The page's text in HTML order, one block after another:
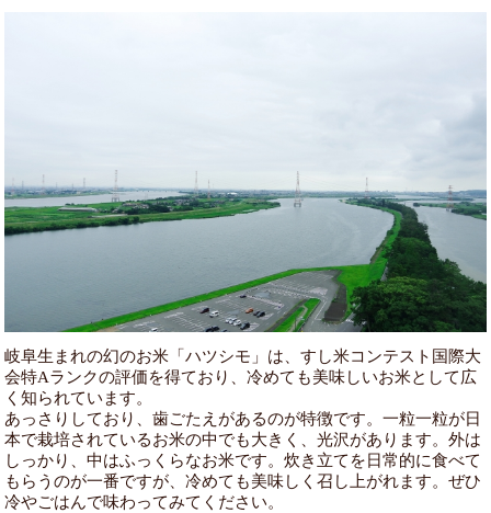
岐阜生まれの幻のお米「ハツシモ」は、すし米コンテスト国際大
会特Aランクの評価を得ており、冷めても美味しいお米として広
く知られています。
あっさりしており、歯ごたえがあるのが特徴です。一粒一粒が日
本で栽培されているお米の中でも大きく、光沢があります。外は
しっかり、中はふっくらなお米です。炊き立てを日常的に食べて
もらうのが一番ですが、冷めても美味しく召し上がれます。ぜひ
冷やごはんで味わってみてください。